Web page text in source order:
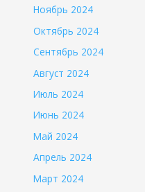
Ноябрь 2024
Октябрь 2024
Сентябрь 2024
Август 2024
Июль 2024
Июнь 2024
Май 2024
Апрель 2024
Март 2024